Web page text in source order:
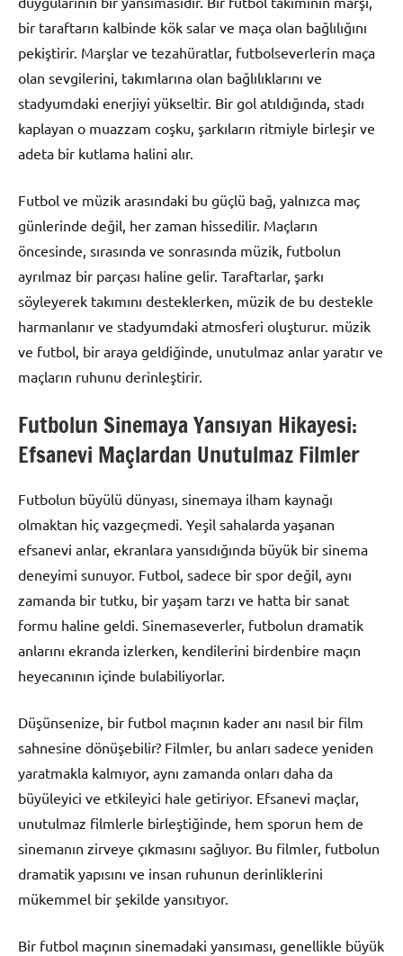
bir taraftarın kalbinde kök salar ve maça olan bağlılığını
pekiştirir. Marşlar ve tezahüratlar, futbolseverlerin maça
olan sevgilerini, takımlarına olan bağlılıklarını ve
stadyumdaki enerjiyi yükseltir. Bir gol atıldığında, stadı
kaplayan o muazzam coşku, şarkıların ritmiyle birleşir ve
adeta bir kutlama halini alır.
Futbol ve müzik arasındaki bu güçlü bağ, yalnızca maç
günlerinde değil, her zaman hissedilir. Maçların
öncesinde, sırasında ve sonrasında müzik, futbolun
ayrılmaz bir parçası haline gelir. Taraftarlar, şarkı
söyleyerek takımını desteklerken, müzik de bu destekle
harmanlanır ve stadyumdaki atmosferi oluşturur. müzik
ve futbol, bir araya geldiğinde, unutulmaz anlar yaratır ve
maçların ruhunu derinleştirir.
Futbolun Sinemaya Yansıyan Hikayesi:
Efsanevi Maçlardan Unutulmaz Filmler
Futbolun büyülü dünyası, sinemaya ilham kaynağı
olmaktan hiç vazgeçmedi. Yeşil sahalarda yaşanan
efsanevi anlar, ekranlara yansıdığında büyük bir sinema
deneyimi sunuyor. Futbol, sadece bir spor değil, aynı
zamanda bir tutku, bir yaşam tarzı ve hatta bir sanat
formu haline geldi. Sinemaseverler, futbolun dramatik
anlarını ekranda izlerken, kendilerini birdenbire maçın
heyecanının içinde bulabiliyorlar.
Düşünsenize, bir futbol maçının kader anı nasıl bir film
sahnesine dönüşebilir? Filmler, bu anları sadece yeniden
yaratmakla kalmıyor, aynı zamanda onları daha da
büyüleyici ve etkileyici hale getiriyor. Efsanevi maçlar,
unutulmaz filmlerle birleştiğinde, hem sporun hem de
sinemanın zirveye çıkmasını sağlıyor. Bu filmler, futbolun
dramatik yapısını ve insan ruhunun derinliklerini
mükemmel bir şekilde yansıtıyor.
Bir futbol maçının sinemadaki yansıması, genellikle büyük